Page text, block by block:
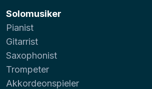
Solomusiker
Pianist
Gitarrist
Saxophonist
Trompeter
Akkordeonspieler